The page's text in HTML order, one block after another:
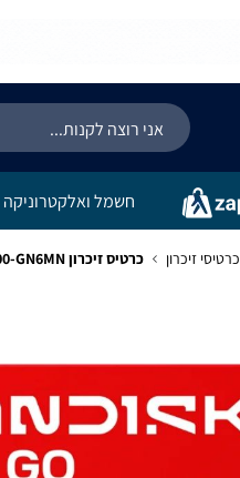
חשמל ואלקטרוניקה
כרטיסי זיכרון כרטיס זיכרון Sandisk Ultra Go 1TB 190MB/s microSDXC UHS-I SDSQUGN-1T00-GN6MN